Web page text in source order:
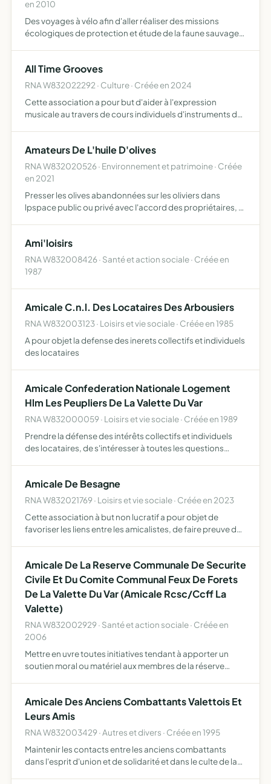
en 2010
Des voyages à vélo afin d'aller réaliser des missions
écologiques de protection et étude de la faune sauvage
…
All Time Grooves
RNA W832022292 · Culture · Créée en 2024
Cette association a pour but d'aider à l'expression
musicale au travers de cours individuels d'instruments de
extérieur…
Amateurs De L'huile D'olives
RNA W832020526 · Environnement et patrimoine · Créée
en 2021
Presser les olives abandonnées sur les oliviers dans
lpspace public ou privé avec I'accord des propriétaires, et
Ami'loisirs
RNA W832008426 · Santé et action sociale · Créée en
1987
Amicale C.n.l. Des Locataires Des Arbousiers
RNA W832003123 · Loisirs et vie sociale · Créée en 1985
A pour objet la defense des inerets collectifs et individuels
des locataires
Amicale Confederation Nationale Logement
Hlm Les Peupliers De La Valette Du Var
RNA W832000059 · Loisirs et vie sociale · Créée en 1989
Prendre la défense des intérêts collectifs et individuels
des locataires, de s'intéresser à toutes les questions
Amicale De Besagne
RNA W832021769 · Loisirs et vie sociale · Créée en 2023
Cette association à but non lucratif a pour objet de
favoriser les liens entre les amicalistes, de faire preuve de
Amicale De La Reserve Communale De Securite
Civile Et Du Comite Communal Feux De Forets
De La Valette Du Var (Amicale Rcsc/Ccff La
Valette)
RNA W832002929 · Santé et action sociale · Créée en
2006
Mettre en uvre toutes initiatives tendant à apporter un
soutien moral ou matériel aux membres de la réserve
Amicale Des Anciens Combattants Valettois Et
Leurs Amis
RNA W832003429 · Autres et divers · Créée en 1995
Maintenir les contacts entre les anciens combattants
dans l'esprit d'union et de solidarité et dans le culte de la